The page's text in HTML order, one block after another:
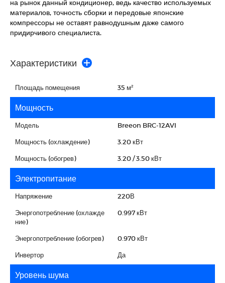
на рынок данный кондиционер, ведь качество используемых
материалов, точность сборки и передовые японские
компрессоры не оставят равнодушным даже самого
придирчивого специалиста.
Характеристики
Площадь помещения 35 м²
Мощность
Модель Breeon BRC-12AVI
Мощность (охлаждение) 3.20 кВт
Мощность (обогрев) 3.20 / 3.50 кВт
Электропитание
Напряжение 220В
Энергопотребление (охлажде
ние)
0.997 кВт
Энергопотребление (обогрев) 0.970 кВт
Инвертор Да
Уровень шума